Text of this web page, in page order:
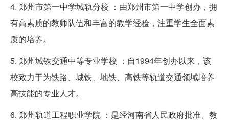
4. 郑州市第一中学城轨分校 ：由郑州市第一中学创办，拥
有高素质的教师队伍和丰富的教学经验，注重学生全面素
质的培养。
5. 郑州城铁交通中等专业学校 ：自1994年创办以来，该
校致力于为铁路、城铁、地铁、高铁等轨道交通领域培养
高技能的专业人才。
6. 郑州轨道工程职业学院 ：是经河南省人民政府批准、教